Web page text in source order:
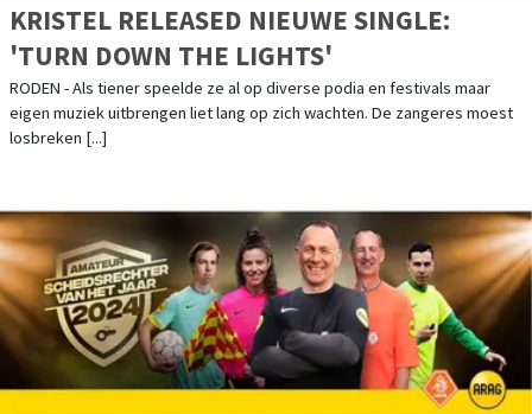
KRISTEL RELEASED NIEUWE SINGLE:
'TURN DOWN THE LIGHTS'
RODEN - Als tiener speelde ze al op diverse podia en festivals maar
eigen muziek uitbrengen liet lang op zich wachten. De zangeres moest
losbreken [...]